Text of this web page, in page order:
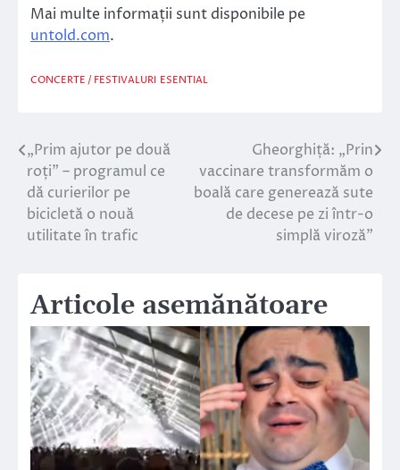
Mai multe informații sunt disponibile pe
untold.com.
CONCERTE / FESTIVALURI ESENTIAL
Navigare
în
articole
„Prim ajutor pe două
roți” – programul ce
dă curierilor pe
bicicletă o nouă
utilitate în trafic
Gheorghiță: „Prin
vaccinare transformăm o
boală care generează sute
de decese pe zi într-o
simplă viroză”
Articole asemănătoare